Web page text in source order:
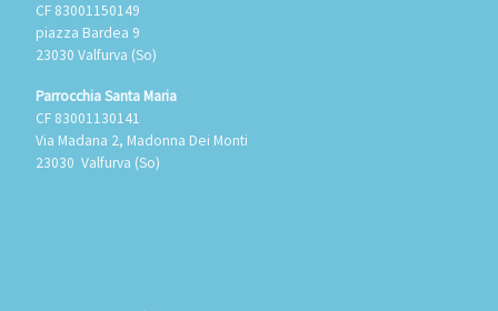
CF 83001150149
piazza Bardea 9
23030 Valfurva (So)
Parrocchia Santa Maria
CF 83001130141
Via Madana 2, Madonna Dei Monti
23030 Valfurva (So)